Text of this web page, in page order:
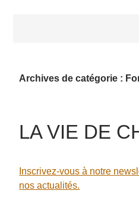
Archives de catégorie :
LA VIE DE
Inscrivez-vous à notre
nos actualités.